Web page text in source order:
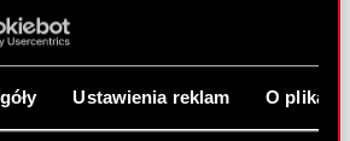
Ustawienia reklam O
nr 19/2011
1